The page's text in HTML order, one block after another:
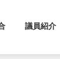
議員紹介